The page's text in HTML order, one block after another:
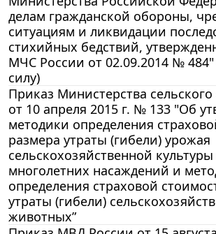
делам гражданской обороны,
ситуациям и ликвидации
стихийных бедствий,
МЧС России от 02.09.2014 № 484"
силу)
Приказ Министерства
от 10 апреля 2015 г. № 133 "Об
методики определения
размера утраты (гибели) урожая
сельскохозяйственной
многолетних насаждений и
определения страховой
утраты (гибели)
животных”